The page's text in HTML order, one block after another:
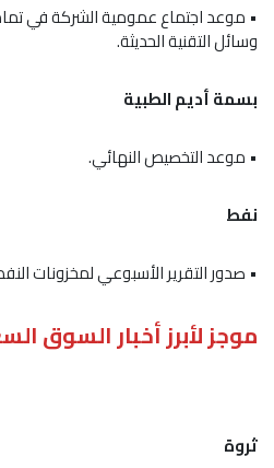
• موعد اجتماع عمومية الشركة في
وسائل التقنية الحديثة.
بسمة أديم الطبية
• موعد التخصيص النهائي.
نفط
• صدور التقرير الأسبوعي لمخزونات
موجز لأبرز أخبار السوق
ثروة